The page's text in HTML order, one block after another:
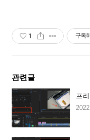
1 구독
관련글
프